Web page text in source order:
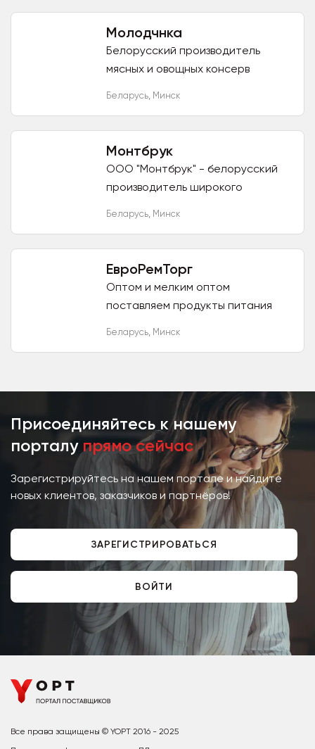
промышленности. Ключевое...
Молодчнка
Белорусский производитель
мясных и овощных консерв
Качественная (ГОСТ) и
консервантов!...
Беларусь, Минск
Монтбрук
ООО "Монтбрук" - белорусский
производитель широкого
продукции высокого качества с
Беларусь, Минск
ЕвроРемТорг
Оптом и мелким оптом
поставляем продукты питания
овощи (борщевой набор),
Беларусь, Минск
Присоединяйтесь к нашему
порталу прямо сейчас
Зарегистрируйтесь на нашем портале и найдите
новых клиентов, заказчиков и партнёров!
ЗАРЕГИСТРИРОВАТЬСЯ
ВОЙТИ
Все права защищены © YOPT 2016 - 2025